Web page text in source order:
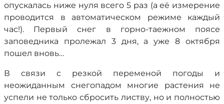
опускалась ниже нуля всего 5 раз (а её измерение
проводится в автоматическом режиме каждый
час!). Первый снег в горно-таежном поясе
заповедника пролежал 3 дня, а уже 8 октября
пошел вновь…
В связи с резкой переменой погоды и
неожиданным снегопадом многие растения не
успели не только сбросить листву, но и полностью